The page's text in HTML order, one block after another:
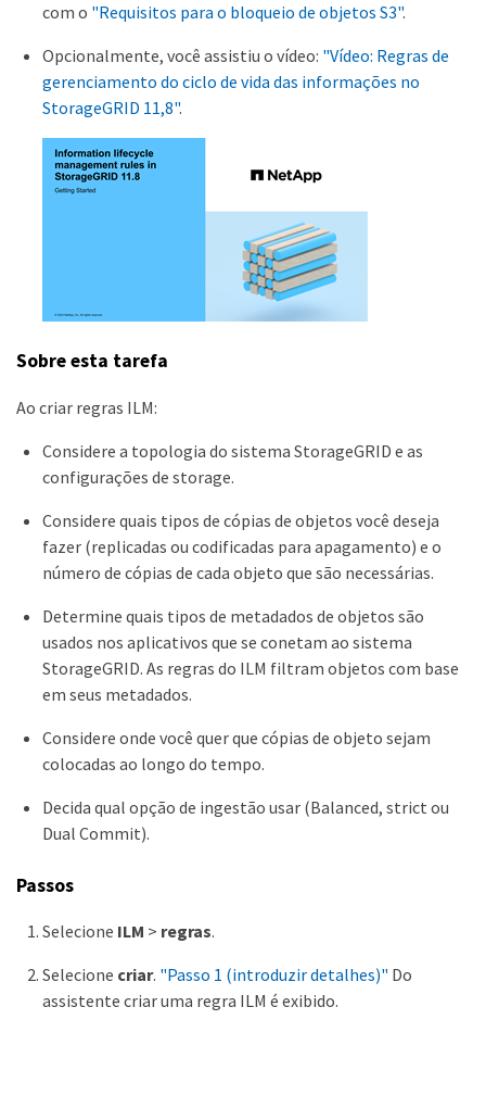
com o "Requisitos para o bloqueio de objetos S3".
Opcionalmente, você assistiu o vídeo: "Vídeo: Regras de
gerenciamento do ciclo de vida das informações no
StorageGRID 11,8".
Sobre esta tarefa
Ao criar regras ILM:
Considere a topologia do sistema StorageGRID e as
configurações de storage.
Considere quais tipos de cópias de objetos você deseja
fazer (replicadas ou codificadas para apagamento) e o
número de cópias de cada objeto que são necessárias.
Determine quais tipos de metadados de objetos são
usados nos aplicativos que se conetam ao sistema
StorageGRID. As regras do ILM filtram objetos com base
em seus metadados.
Considere onde você quer que cópias de objeto sejam
colocadas ao longo do tempo.
Decida qual opção de ingestão usar (Balanced, strict ou
Dual Commit).
Passos
Selecione ILM > regras.
Selecione criar. "Passo 1 (introduzir detalhes)" Do
assistente criar uma regra ILM é exibido.